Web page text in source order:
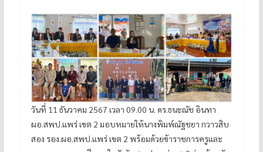
วันที่ 11 ธันวาคม 2567 เวลา 09.00 น. ดร.ธนะณัช อินทา
ผอ.สพป.แพร่ เขต 2 มอบหมายให้นางพิมพ์ณัฐชยา กวาวสิบ
สอง รอง.ผอ.สพป.แพร่ เขต 2 พร้อมด้วยข้าราชการครูและ